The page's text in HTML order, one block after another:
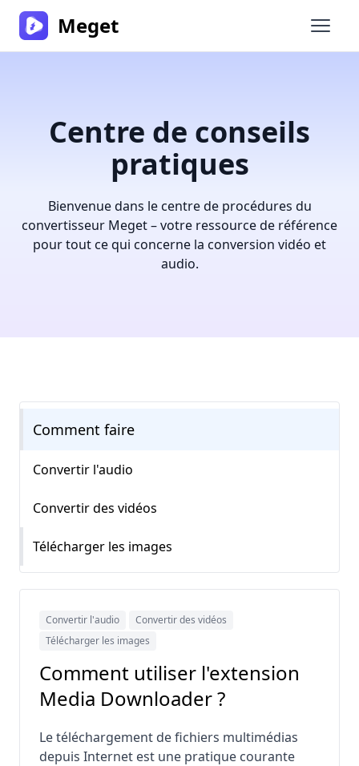
Meget
Centre de conseils
pratiques
Bienvenue dans le centre de procédures du
convertisseur Meget – votre ressource de référence
pour tout ce qui concerne la conversion vidéo et
audio.
Comment faire
Convertir l'audio
Convertir des vidéos
Télécharger les images
Convertir l'audio
Convertir des vidéos
Télécharger les images
Comment utiliser l'extension
Media Downloader ?
Le téléchargement de fichiers multimédias
depuis Internet est une pratique courante